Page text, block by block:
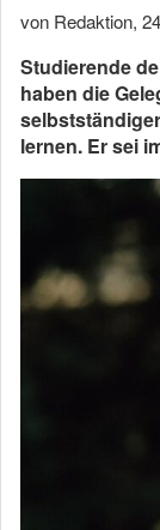
von Redaktion,
Studierende
haben die
lernen. Er sei